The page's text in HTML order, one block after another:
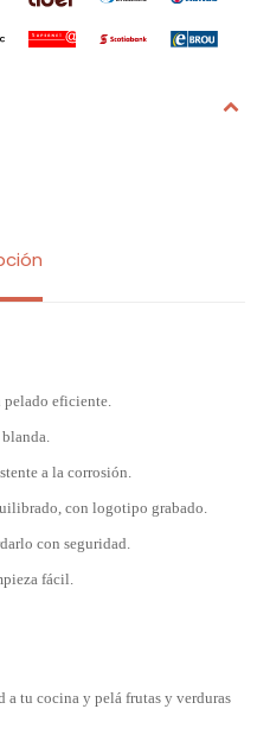
pelado eficiente.
a la corrosión.
con logotipo grabado.
con seguridad.
fácil.
a tu cocina y pelá frutas y verduras